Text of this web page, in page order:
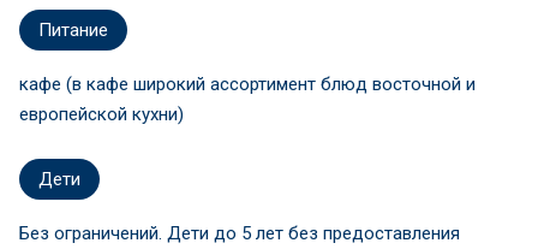
Питание
кафе (в кафе широкий ассортимент блюд восточной и
европейской кухни)
Дети
Без ограничений. Дети до 5 лет без предоставления